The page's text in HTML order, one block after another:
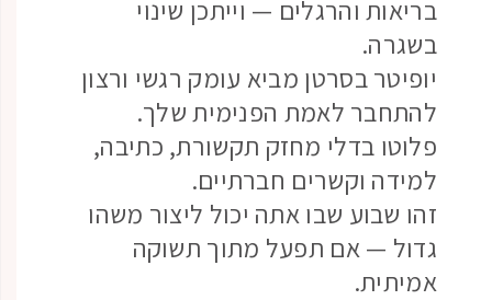
בריאות והרגלים — וייתכן שינוי
בשגרה.
יופיטר בסרטן מביא עומק רגשי ורצון
להתחבר לאמת הפנימית שלך.
פלוטו בדלי מחזק תקשורת, כתיבה,
למידה וקשרים חברתיים.
זהו שבוע שבו אתה יכול ליצור משהו
גדול — אם תפעל מתוך תשוקה
אמיתית.